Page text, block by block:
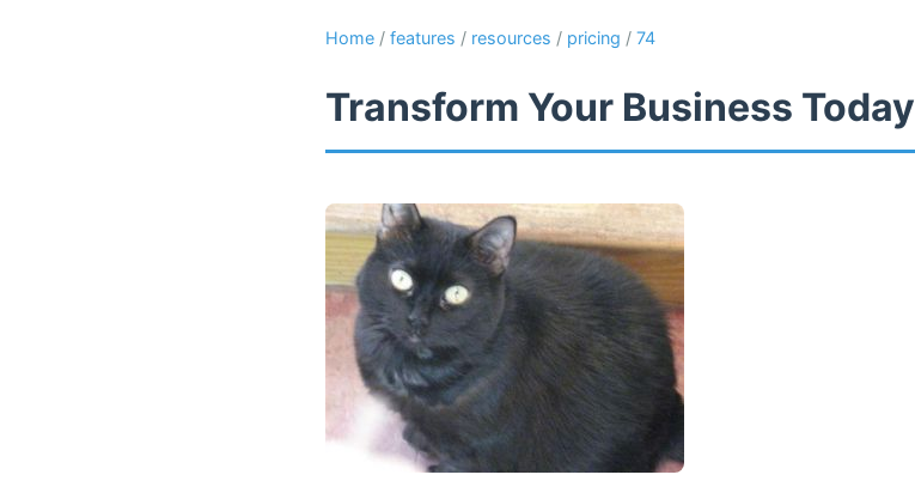
Home / features / resources / pricing / 74
Transform Your Business Today